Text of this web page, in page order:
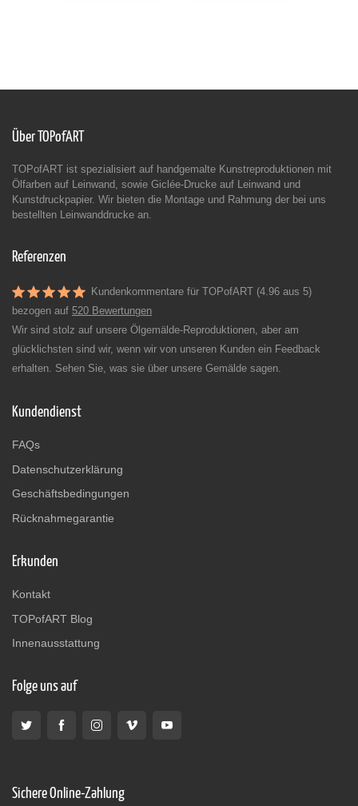
Über TOPofART
TOPofART ist spezialisiert auf handgemalte Kunstreproduktionen mit
Ölfarben auf Leinwand, sowie Giclée-Drucke auf Leinwand und
Kunstdruckpapier. Wir bieten die Montage und Rahmung der bei uns
bestellten Leinwanddrucke an.
Referenzen
Kundenkommentare für TOPofART (4.96 aus 5)
bezogen auf 520 Bewertungen
Wir sind stolz auf unsere Ölgemälde-Reproduktionen, aber am
glücklichsten sind wir, wenn wir von unseren Kunden ein Feedback
erhalten. Sehen Sie, was sie über unsere Gemälde sagen.
Kundendienst
FAQs
Datenschutzerklärung
Geschäftsbedingungen
Rücknahmegarantie
Erkunden
Kontakt
TOPofART Blog
Innenausstattung
Folge uns auf
Sichere Online-Zahlung